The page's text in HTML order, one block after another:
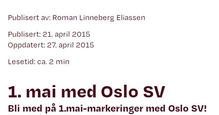
Publisert av: Roman Linneberg Eliassen
Publisert: 21. april 2015
Oppdatert: 27. april 2015
Lesetid: ca. 2 min
1. mai med Oslo SV
Bli med på 1.mai-markeringer med Oslo SV!